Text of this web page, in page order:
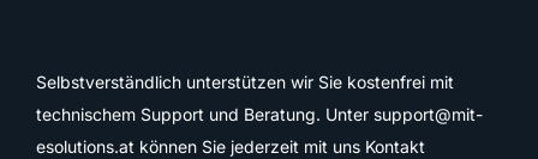
Selbstverständlich unterstützen wir Sie kostenfrei mit
technischem Support und Beratung. Unter support@mit-
esolutions.atkönnen Sie jederzeit mit uns Kontakt